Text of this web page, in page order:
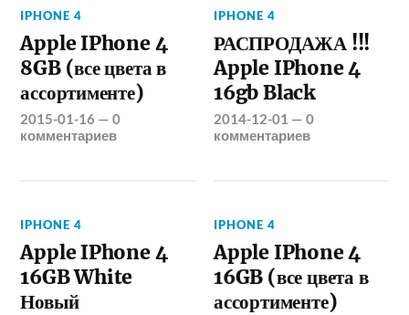
IPHONE 4
Apple IPhone 4
8GB (все цвета в
ассортименте)
2015-01-16 —0
комментариев
IPHONE 4
РАСПРОДАЖА !!!
Apple IPhone 4
16gb Black
2014-12-01 —0
комментариев
IPHONE 4
Apple IPhone 4
16GB White
Новый
IPHONE 4
Apple IPhone 4
16GB (все цвета в
ассортименте)